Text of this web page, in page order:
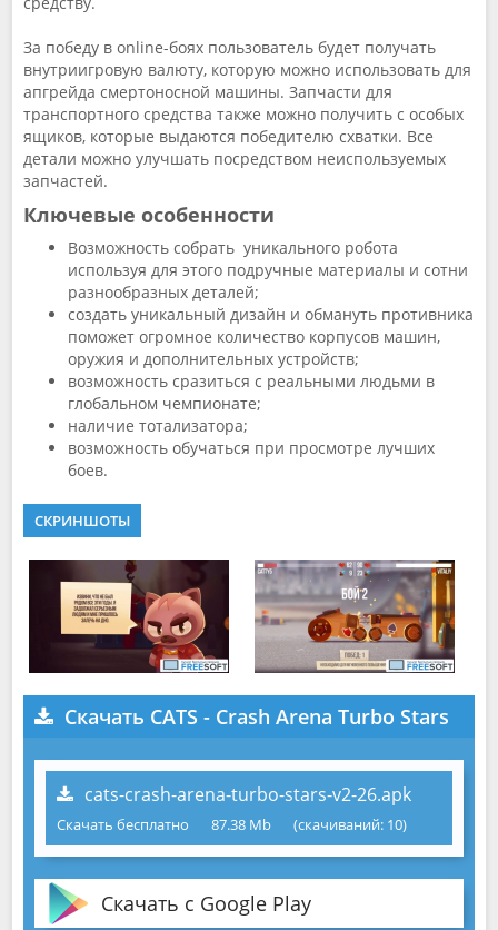
За победу в online-боях пользователь будет получать
внутриигровую валюту, которую можно использовать для
апгрейда смертоносной машины. Запчасти для
транспортного средства также можно получить с особых
ящиков, которые выдаются победителю схватки. Все
детали можно улучшать посредством неиспользуемых
запчастей.
Ключевые особенности
Возможность собрать уникального робота
используя для этого подручные материалы и сотни
разнообразных деталей;
создать уникальный дизайн и обмануть противника
поможет огромное количество корпусов машин,
оружия и дополнительных устройств;
возможность сразиться с реальными людьми в
глобальном чемпионате;
наличие тотализатора;
возможность обучаться при просмотре лучших
боев.
СКРИНШОТЫ
Скачать CATS - Crash Arena Turbo Stars
cats-crash-arena-turbo-stars-v2-26.apk
Скачать бесплатно 87.38 Mb (cкачиваний: 10)
Скачать с Google Play